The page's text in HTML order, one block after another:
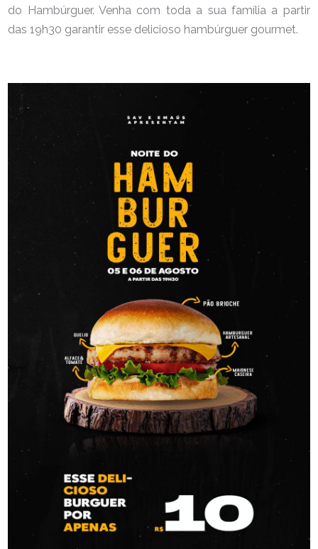
do Hambúrguer. Venha com toda a sua família a partir
das 19h30 garantir esse delicioso hambúrguer gourmet.